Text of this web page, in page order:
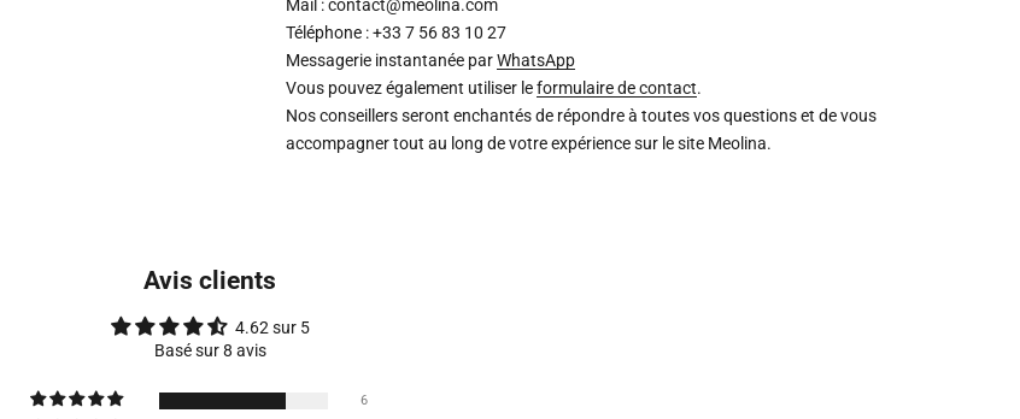
Mail : contact@meolina.com
Téléphone : +33 7 56 83 10 27
Messagerie instantanée parWhatsApp
Vous pouvez également utiliser leformulaire de contact.
Nos conseillers seront enchantés de répondre à toutes vos questions et de vous
accompagner tout au long de votre expérience sur le site Meolina.
Avis clients
4.62 sur 5
Basé sur 8 avis
6